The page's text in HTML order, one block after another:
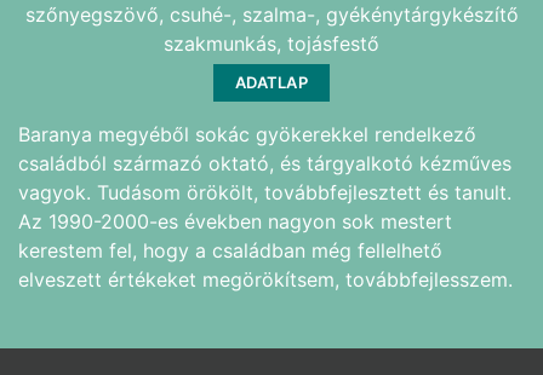
szőnyegszövő, csuhé-, szalma-, gyékénytárgykészítő
szakmunkás, tojásfestő
ADATLAP
Baranya megyéből sokác gyökerekkel rendelkező
családból származó oktató, és tárgyalkotó kézműves
vagyok. Tudásom örökölt, továbbfejlesztett és tanult.
Az 1990-2000-es években nagyon sok mestert
kerestem fel, hogy a családban még fellelhető
elveszett értékeket megörökítsem, továbbfejlesszem.